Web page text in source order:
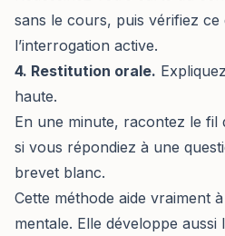
sans le cours, puis vérifiez ce
l’interrogation active.
4. Restitution orale.
haute.
En une minute, racontez le fil
si vous répondiez à une
brevet blanc.
Cette méthode aide vraiment
mentale. Elle développe aussi